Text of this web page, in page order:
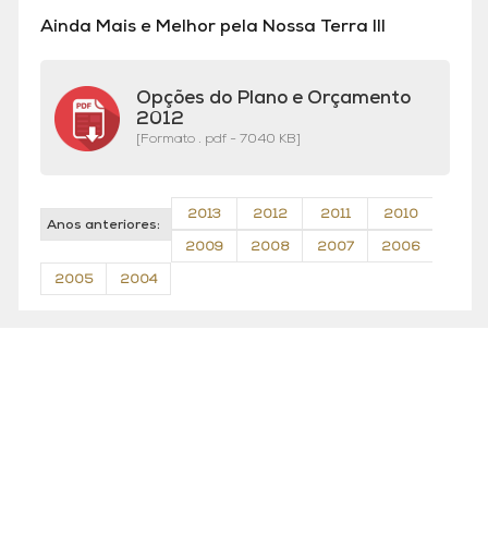
Ainda Mais e Melhor pela Nossa Terra III
Opções do Plano e Orçamento
2012
[Formato . pdf - 7040 KB]
Anos anteriores:
2013 2012 2011 2010
2009 2008 2007 2006
2005 2004